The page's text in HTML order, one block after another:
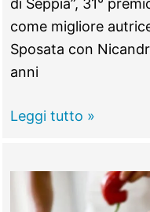
come migliore
Sposata con
anni
CASTEL
Cristina
Borro
Leggi tutto »